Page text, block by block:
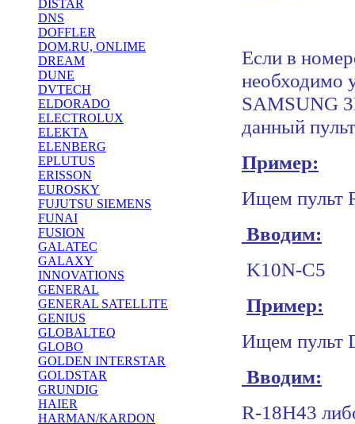
DISTAR
DNS
DOFFLER
DOM.RU, ONLIME
DREAM
DUNE
DVTECH
ELDORADO
ELECTROLUX
ELEKTA
ELENBERG
EPLUTUS
ERISSON
EUROSKY
FUJUTSU SIEMENS
FUNAI
FUSION
GALATEC
GALAXY
INNOVATIONS
GENERAL
GENERAL SATELLITE
GENIUS
GLOBALTEQ
GLOBO
GOLDEN INTERSTAR
GOLDSTAR
GRUNDIG
HAIER
HARMAN/KARDON
Если в
необходимо
SAMSUNG
данный
Пример:
Ищем пульт
Вводим:
K10N-C5
Пример:
Ищем пульт
Вводим:
R-18H43